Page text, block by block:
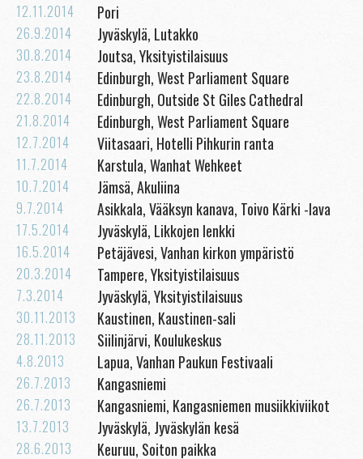
12.11.2014 Pori
26.9.2014 Jyväskylä, Lutakko
30.8.2014 Joutsa, Yksityistilaisuus
23.8.2014 Edinburgh, West Parliament Square
22.8.2014 Edinburgh, Outside St Giles Cathedral
21.8.2014 Edinburgh, West Parliament Square
12.7.2014 Viitasaari, Hotelli Pihkurin ranta
11.7.2014 Karstula, Wanhat Wehkeet
10.7.2014 Jämsä, Akuliina
9.7.2014 Asikkala, Vääksyn kanava, Toivo Kärki -lava
17.5.2014 Jyväskylä, Likkojen lenkki
16.5.2014 Petäjävesi, Vanhan kirkon ympäristö
20.3.2014 Tampere, Yksityistilaisuus
7.3.2014 Jyväskylä, Yksityistilaisuus
30.11.2013 Kaustinen, Kaustinen-sali
28.11.2013 Siilinjärvi, Koulukeskus
4.8.2013 Lapua, Vanhan Paukun Festivaali
26.7.2013 Kangasniemi
26.7.2013 Kangasniemi, Kangasniemen musiikkiviikot
13.7.2013 Jyväskylä, Jyväskylän kesä
28.6.2013 Keuruu, Soiton paikka